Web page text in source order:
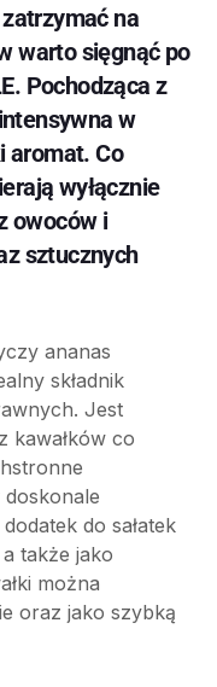
na
warto sięgnąć po
Pochodząca z
w
aromat. Co
wyłącznie
owoców i
sztucznych
ananas
składnik
Jest
kawałków co
do sałatek
także jako
można
oraz jako szybką